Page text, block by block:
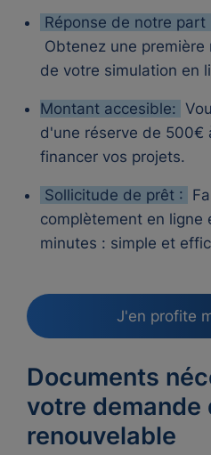
Réponse de notre part
Obtenez une
de votre simulation en
Montant accesible:
d'une réserve de 500€
financer vos projets.
Sollicitude de prêt :
complètement en ligne
minutes : simple et
J'en profite
Documents
votre demande
renouvelable